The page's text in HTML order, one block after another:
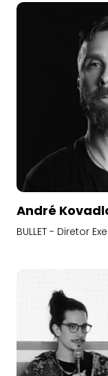
André
BULLET - Diretor